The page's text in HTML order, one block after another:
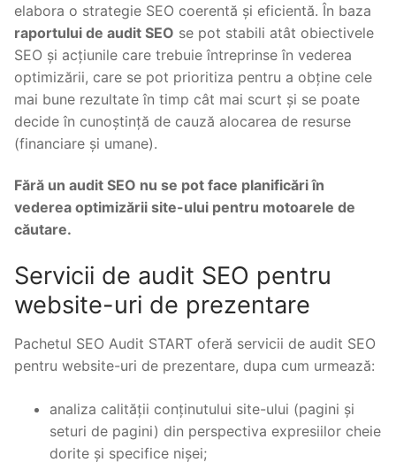
elabora o strategie SEO coerentă și eficientă. În baza
raportului de audit SEO se pot stabili atât obiectivele
SEO și acțiunile care trebuie întreprinse în vederea
optimizării, care se pot prioritiza pentru a obține cele
mai bune rezultate în timp cât mai scurt și se poate
decide în cunoștință de cauză alocarea de resurse
(financiare și umane).
Fără un audit SEO nu se pot face planificări în
vederea optimizării site-ului pentru motoarele de
căutare.
Servicii de audit SEO pentru
website-uri de prezentare
Pachetul SEO Audit START oferă servicii de audit SEO
pentru website-uri de prezentare, dupa cum urmează:
analiza calității conținutului site-ului (pagini și
seturi de pagini) din perspectiva expresiilor cheie
dorite și specifice nișei;